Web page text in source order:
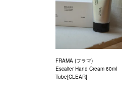
FRAMA (フラマ)
Escalier Hand Cream 60ml
Tube[CLEAR]